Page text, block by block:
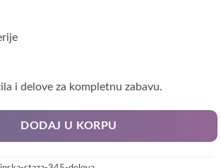
i delove za kompletnu zabavu.
DODAJ U KORPU